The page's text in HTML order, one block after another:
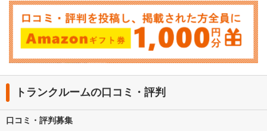
トランクルームの口コミ・評判
口コミ・評判募集